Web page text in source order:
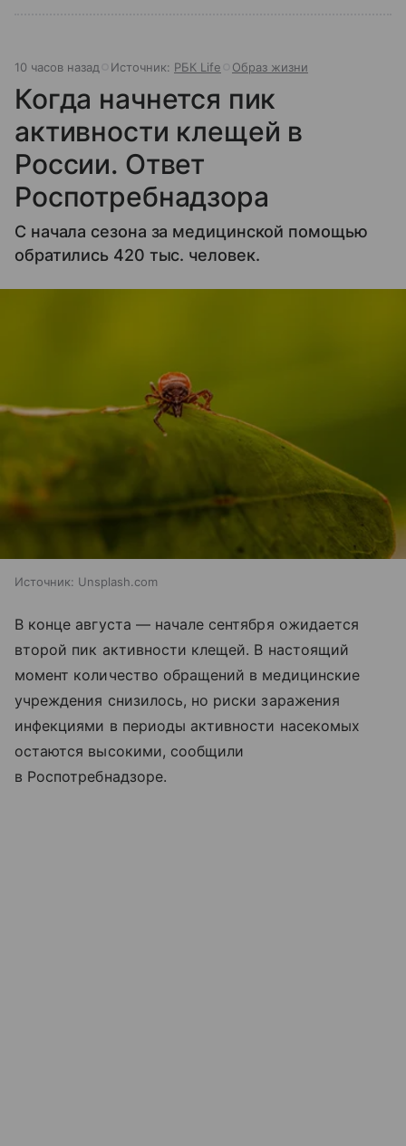
10 часов назад Источник: РБК Life Образ жизни
Когда начнется пик
активности клещей в
России. Ответ
Роспотребнадзора
С начала сезона за медицинской помощью
обратились 420 тыс. человек.
Источник: Unsplash.com
В конце августа — начале сентября ожидается
второй пик активности клещей. В настоящий
момент количество обращений в медицинские
учреждения снизилось, но риски заражения
инфекциями в периоды активности насекомых
остаются высокими, сообщили
в Роспотребнадзоре.